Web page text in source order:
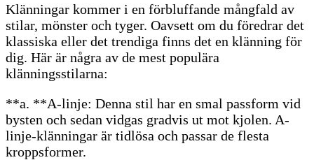
Klänningar kommer i en förbluffande mångfald av
stilar, mönster och tyger. Oavsett om du föredrar det
klassiska eller det trendiga finns det en klänning för
dig. Här är några av de mest populära
klänningsstilarna:
**a. **A-linje: Denna stil har en smal passform vid
bysten och sedan vidgas gradvis ut mot kjolen. A-
linje-klänningar är tidlösa och passar de flesta
kroppsformer.